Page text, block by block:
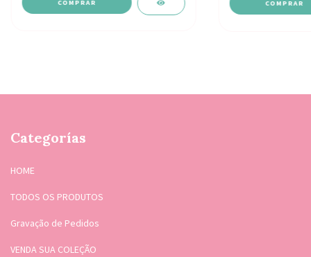
Categorías
HOME
TODOS OS PRODUTOS
Gravação de Pedidos
VENDA SUA COLEÇÃO